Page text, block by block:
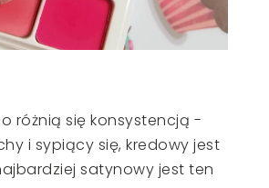
różnią się konsystencją -
i sypiący się, kredowy jest
satynowy jest ten